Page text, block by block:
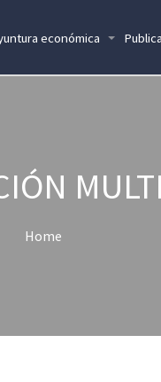
económica
Home